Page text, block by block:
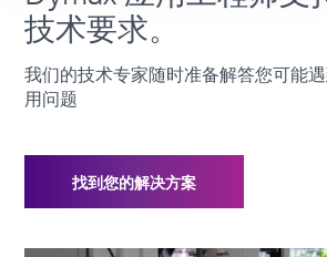
技术要求。
我们的技术专家随时准备解答您可能
用问题
找到您的解决方案